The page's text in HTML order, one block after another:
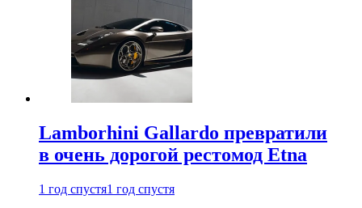
Lamborhini Gallardo превратили
в очень дорогой рестомод Etna
1 год спустя1 год спустя